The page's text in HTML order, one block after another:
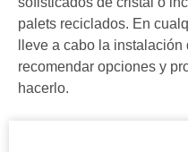
palets reciclados. En
lleve a cabo la
recomendar opciones y
hacerlo.